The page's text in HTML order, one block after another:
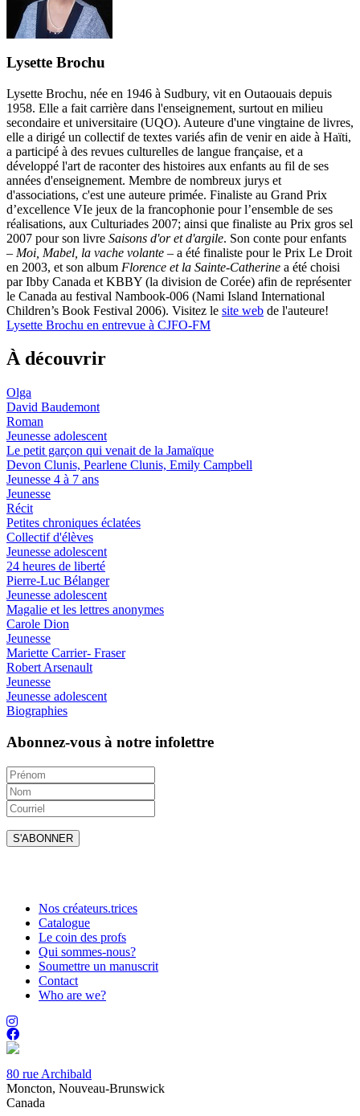
Lysette Brochu
Lysette Brochu, née en 1946 à Sudbury, vit en Outaouais depuis
1958. Elle a fait carrière dans l'enseignement, surtout en milieu
secondaire et universitaire (UQO). Auteure d'une vingtaine de livres,
elle a dirigé un collectif de textes variés afin de venir en aide à Haïti,
a participé à des revues culturelles de langue française, et a
développé l'art de raconter des histoires aux enfants au fil de ses
années d'enseignement. Membre de nombreux jurys et
d'associations, c'est une auteure primée. Finaliste au Grand Prix
d’excellence VIe jeux de la francophonie pour l’ensemble de ses
réalisations, aux Culturiades 2007; ainsi que finaliste au Prix gros sel
2007 pour son livre Saisons d'or et d'argile. Son conte pour enfants
– Moi, Mabel, la vache volante – a été finaliste pour le Prix Le Droit
en 2003, et son album Florence et la Sainte-Catherine a été choisi
par Ibby Canada et KBBY (la division de Corée) afin de représenter
le Canada au festival Nambook-006 (Nami Island International
Children’s Book Festival 2006). Visitez le site web de l'auteure!
Lysette Brochu en entrevue à CJFO-FM
À découvrir
Olga
David Baudemont
Roman
Jeunesse adolescent
Le petit garçon qui venait de la Jamaïque
Devon Clunis, Pearlene Clunis, Emily Campbell
Jeunesse 4 à 7 ans
Jeunesse
Récit
Petites chroniques éclatées
Collectif d'élèves
Jeunesse adolescent
24 heures de liberté
Pierre-Luc Bélanger
Jeunesse adolescent
Magalie et les lettres anonymes
Carole Dion
Jeunesse
Mariette Carrier- Fraser
Robert Arsenault
Jeunesse
Jeunesse adolescent
Biographies
Abonnez-vous à notre infolettre
Nos créateurs.trices
Catalogue
Le coin des profs
Qui sommes-nous?
Soumettre un manuscrit
Contact
Who are we?
80 rue Archibald
Moncton, Nouveau-Brunswick
Canada